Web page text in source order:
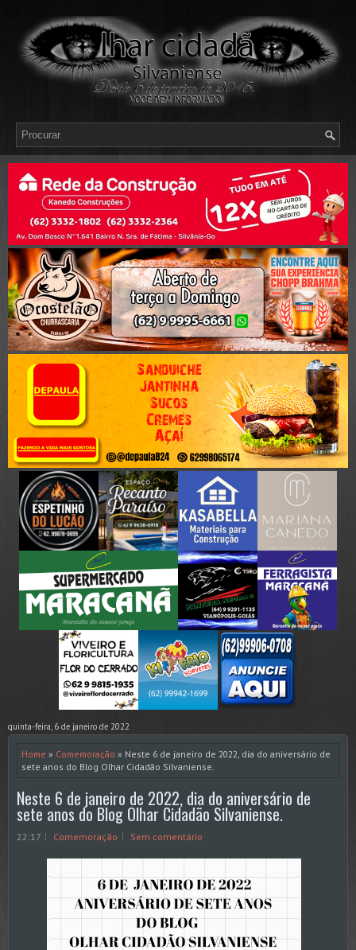
quinta-feira, 6 de janeiro de 2022
Home » Comemoração » Neste 6 de janeiro de 2022, dia do aniversário de
sete anos do Blog Olhar Cidadão Silvaniense.
Neste 6 de janeiro de 2022, dia do aniversário de
sete anos do Blog Olhar Cidadão Silvaniense.
22:17 Comemoração Sem comentário